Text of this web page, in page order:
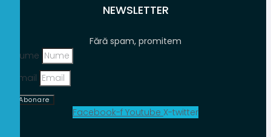
NEWSLETTER
Fără spam, promitem
Nume
Email
Abonare
Facebook-f Youtube X-twitter